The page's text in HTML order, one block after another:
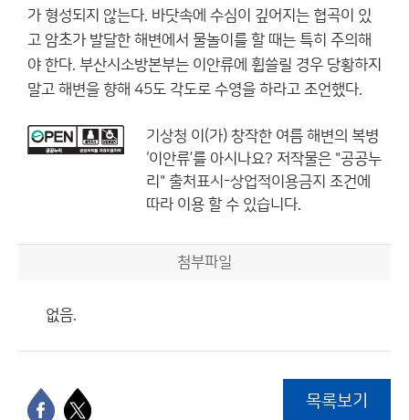
가 형성되지 않는다. 바닷속에 수심이 깊어지는 협곡이 있
고 암초가 발달한 해변에서 물놀이를 할 때는 특히 주의해
야 한다. 부산시소방본부는 이안류에 휩쓸릴 경우 당황하지
말고 해변을 향해 45도 각도로 수영을 하라고 조언했다.
기상청 이(가) 창작한 여름 해변의 복병
‘이안류’를 아시나요? 저작물은 "공공누
리" 출처표시-상업적이용금지 조건에
따라 이용 할 수 있습니다.
첨부파일
없음.
목록보기